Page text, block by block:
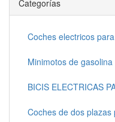
Categorías
Coches electricos
Minimotos de
BICIS ELECTRICAS
Coches de dos plazas